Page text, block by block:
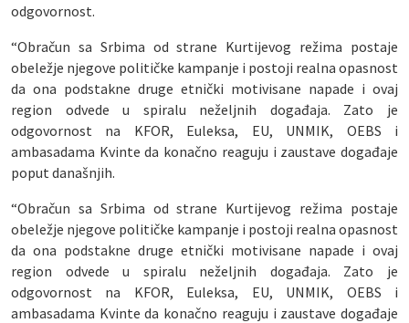
odgovornost.
“Obračun sa Srbima od strane Kurtijevog režima postaje
obeležje njegove političke kampanje i postoji realna opasnost
da ona podstakne druge etnički motivisane napade i ovaj
region odvede u spiralu neželjnih događaja. Zato je
odgovornost na KFOR, Euleksa, EU, UNMIK, OEBS i
ambasadama Kvinte da konačno reaguju i zaustave događaje
poput današnjih.
“Obračun sa Srbima od strane Kurtijevog režima postaje
obeležje njegove političke kampanje i postoji realna opasnost
da ona podstakne druge etnički motivisane napade i ovaj
region odvede u spiralu neželjnih događaja. Zato je
odgovornost na KFOR, Euleksa, EU, UNMIK, OEBS i
ambasadama Kvinte da konačno reaguju i zaustave događaje